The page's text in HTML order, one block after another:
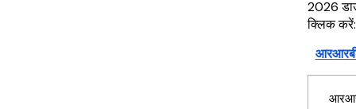
2026
क्लिक